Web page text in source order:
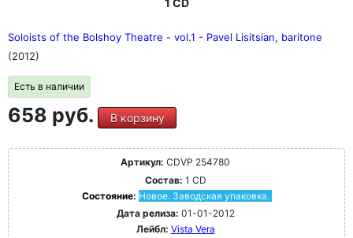
1 CD
Soloists of the Bolshoy Theatre - vol.1 - Pavel Lisitsian, baritone
(2012)
Есть в наличии
658 руб. В корзину
Артикул: CDVP 254780
Состав: 1 CD
Состояние: Новое. Заводская упаковка.
Дата релиза: 01-01-2012
Лейбл: Vista Vera